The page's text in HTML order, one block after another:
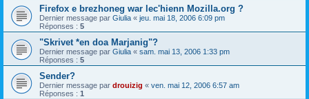
Firefox e brezhoneg war lec'hienn Mozilla.org ?
Dernier message par Giulia « jeu. mai 18, 2006 6:09 pm
Réponses : 5
"Skrivet *en doa Marjanig"?
Dernier message par Giulia « sam. mai 13, 2006 1:33 pm
Réponses : 5
Sender?
Dernier message par drouizig « ven. mai 12, 2006 6:57 am
Réponses : 1